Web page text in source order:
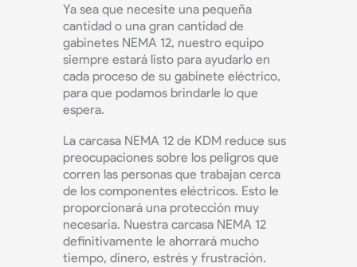
Ya sea que necesite una pequeña
cantidad o una gran cantidad de
gabinetes NEMA 12, nuestro equipo
siempre estará listo para ayudarlo en
cada proceso de su gabinete eléctrico,
para que podamos brindarle lo que
espera.
La carcasa NEMA 12 de KDM reduce sus
preocupaciones sobre los peligros que
corren las personas que trabajan cerca
de los componentes eléctricos. Esto le
proporcionará una protección muy
necesaria. Nuestra carcasa NEMA 12
definitivamente le ahorrará mucho
tiempo, dinero, estrés y frustración.